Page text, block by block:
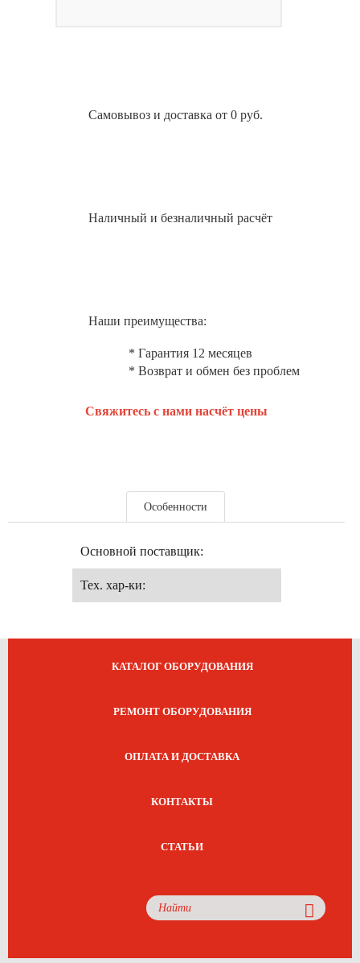
Самовывоз и доставка от 0 руб.
Наличный и безналичный расчёт
Наши преимущества:
* Гарантия 12 месяцев
* Возврат и обмен без проблем
Свяжитесь с нами насчёт цены
Особенности
Основной поставщик:
Тех. хар-ки:
КАТАЛОГ ОБОРУДОВАНИЯ
РЕМОНТ ОБОРУДОВАНИЯ
ОПЛАТА И ДОСТАВКА
КОНТАКТЫ
СТАТЬИ